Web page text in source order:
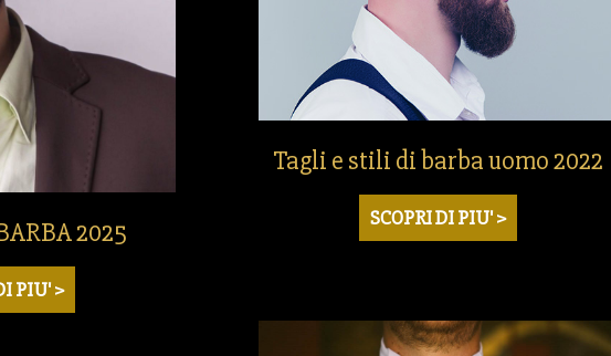
2025
PIU' >
Tagli e stili di barba uomo 2022
SCOPRI DI PIU' >